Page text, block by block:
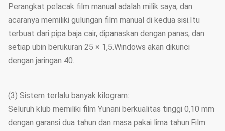
Perangkat pelacak film manual adalah milik saya, dan
acaranya memiliki gulungan film manual di kedua sisi.Itu
terbuat dari pipa baja cair, dipanaskan dengan panas, dan
setiap ubin berukuran 25 × 1,5.Windows akan dikunci
dengan jaringan 40.
(3) Sistem terlalu banyak kilogram:
Seluruh klub memiliki film Yunani berkualitas tinggi 0,10 mm
dengan garansi dua tahun dan masa pakai lima tahun.Film